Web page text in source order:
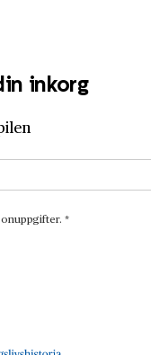
inkorg